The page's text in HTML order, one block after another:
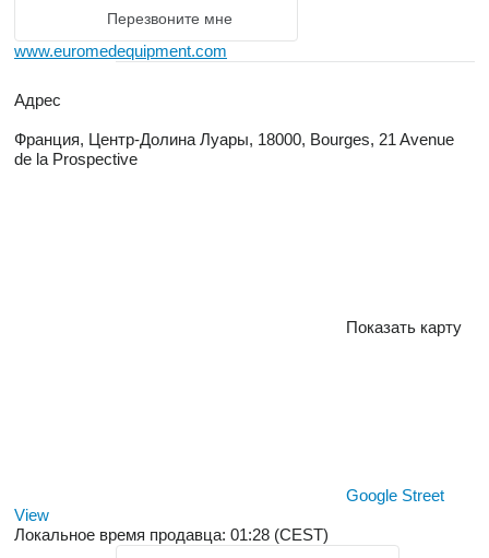
Перезвоните мне
www.euromedequipment.com
Адрес
Франция, Центр-Долина Луары, 18000, Bourges, 21 Avenue
de la Prospective
Показать карту
Google Street
View
Локальное время продавца: 01:28 (CEST)